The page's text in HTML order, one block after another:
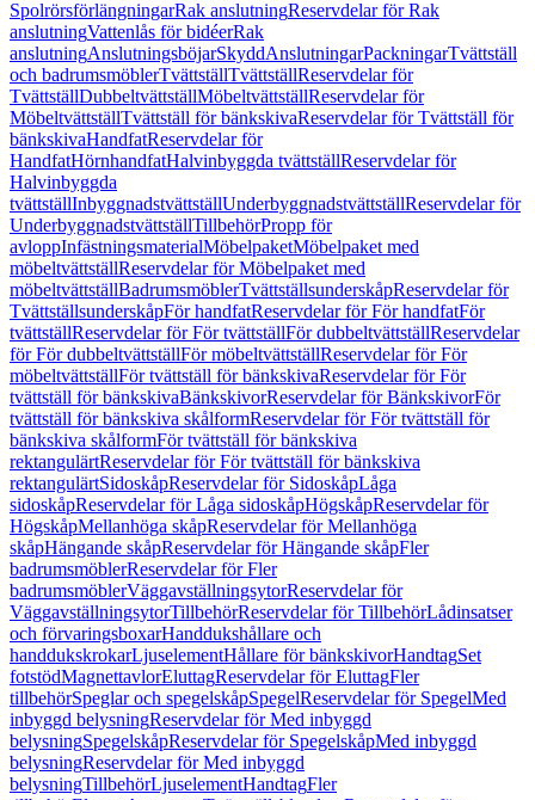
SpolrörsförlängningarRak anslutningReservdelar för Rak
anslutningVattenlås för bidéerRak
anslutningAnslutningsböjarSkyddAnslutningarPackningarTvättställ
och badrumsmöblerTvättställTvättställReservdelar för
TvättställDubbeltvättställMöbeltvättställReservdelar för
MöbeltvättställTvättställ för bänkskivaReservdelar för Tvättställ för
bänkskivaHandfatReservdelar för
HandfatHörnhandfatHalvinbyggda tvättställReservdelar för
Halvinbyggda
tvättställInbyggnadstvättställUnderbyggnadstvättställReservdelar för
UnderbyggnadstvättställTillbehörPropp för
avloppInfästningsmaterialMöbelpaketMöbelpaket med
möbeltvättställReservdelar för Möbelpaket med
möbeltvättställBadrumsmöblerTvättställsunderskåpReservdelar för
TvättställsunderskåpFör handfatReservdelar för För handfatFör
tvättställReservdelar för För tvättställFör dubbeltvättställReservdelar
för För dubbeltvättställFör möbeltvättställReservdelar för För
möbeltvättställFör tvättställ för bänkskivaReservdelar för För
tvättställ för bänkskivaBänkskivorReservdelar för BänkskivorFör
tvättställ för bänkskiva skålformReservdelar för För tvättställ för
bänkskiva skålformFör tvättställ för bänkskiva
rektangulärtReservdelar för För tvättställ för bänkskiva
rektangulärtSidoskåpReservdelar för SidoskåpLåga
sidoskåpReservdelar för Låga sidoskåpHögskåpReservdelar för
HögskåpMellanhöga skåpReservdelar för Mellanhöga
skåpHängande skåpReservdelar för Hängande skåpFler
badrumsmöblerReservdelar för Fler
badrumsmöblerVäggavställningsytorReservdelar för
VäggavställningsytorTillbehörReservdelar för TillbehörLådinsatser
och förvaringsboxarHanddukshållare och
handdukskrokarLjuselementHållare för bänkskivorHandtagSet
fotstödMagnettavlorEluttagReservdelar för EluttagFler
tillbehörSpeglar och spegelskåpSpegelReservdelar för SpegelMed
inbyggd belysningReservdelar för Med inbyggd
belysningSpegelskåpReservdelar för SpegelskåpMed inbyggd
belysningReservdelar för Med inbyggd
belysningTillbehörLjuselementHandtagFler